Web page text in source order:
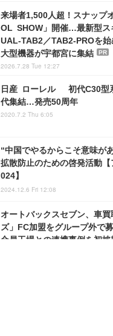
来場者1,500人超！スナップ
OL SHOW」開催…最新型ス
UAL-TAB2／TAB2-PROを始
大型機器が宇都宮に集結
PR
2026.7.28 Tue 12:27
日産 ローレル 初代C30型
代集結…発売50周年
2020.7.2 Thu 6:05
“中国でやるからこそ意味が
拡散防止のための啓発活動
024】
2024.12.6 Fri 12:08
オートバックスセブン、車
ズ」FC加盟をグループ外で
合員工場との連携事例を初